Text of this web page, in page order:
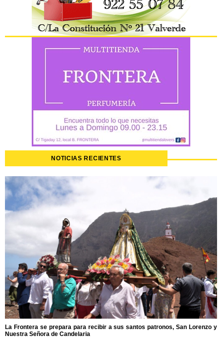
NOTICIAS RECIENTES
La Frontera se prepara para recibir a sus santos patronos, San Lorenzo y
Nuestra Señora de Candelaria